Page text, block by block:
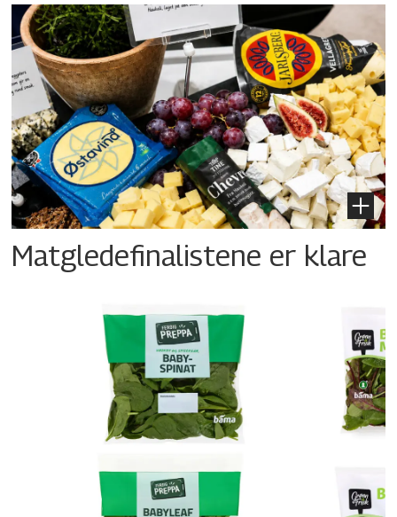
Matgledefinalistene er klare